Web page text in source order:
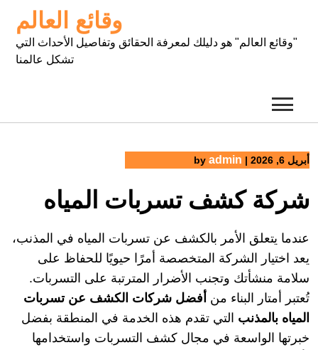
content
وقائع العالم
"وقائع العالم" هو دليلك لمعرفة الحقائق وتفاصيل الأحداث التي
تشكل عالمنا
أبريل 6, 2026 |
by admin
شركة كشف تسربات المياه
عندما يتعلق الأمر بالكشف عن تسربات المياه في المذنب،
يعد اختيار الشركة المتخصصة أمرًا حيويًا للحفاظ على
سلامة منشأتك وتجنب الأضرار المترتبة على التسربات.
تُعتبر أمتار البناء من أفضل شركات الكشف عن تسربات
المياه بالمذنب التي تقدم هذه الخدمة في المنطقة بفضل
خبرتها الواسعة في مجال كشف التسربات واستخدامها